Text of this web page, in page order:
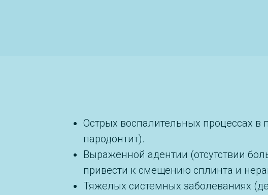
Острых воспалительных процессах в
пародонтит).
Выраженной адентии (отсутствии
привести к смещению сплинта и
Тяжелых системных заболеваниях